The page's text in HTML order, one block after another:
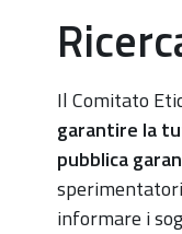
Il Comitato
garantire la
pubblica
informare i